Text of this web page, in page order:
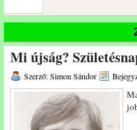
Rendkívüli közgyűlés és a 2025.
Mi újság?
Szerző: Simon Sándor